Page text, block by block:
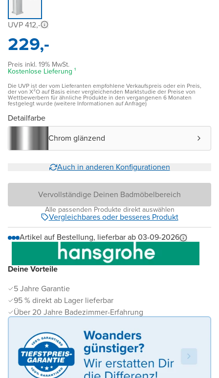
Deine Vorteile
5 Jahre Garantie
95 % direkt ab Lager lieferbar
Über 20 Jahre Badezimmer-Erfahrung
UVP 412,-
229,-
Preis inkl. 19% MwSt.
Kostenlose Lieferung ¹
Die UVP ist der vom Lieferanten empfohlene Verkaufspreis oder ein Preis,
der von X²O auf Basis einer vergleichenden Marktstudie der Preise von
Wettbewerbern für ähnliche Produkte in den vergangenen 6 Monaten
festgelegt wurde (weitere Informationen auf Anfrage)
Detailfarbe
Chrom glänzend
Auch in anderen Konfigurationen
Vervollständige Deinen Badmöbelbereich
Alle passenden Produkte direkt auswählen
Vergleichbares oder besseres Produkt
Artikel auf Bestellung, lieferbar ab 03-09-2026